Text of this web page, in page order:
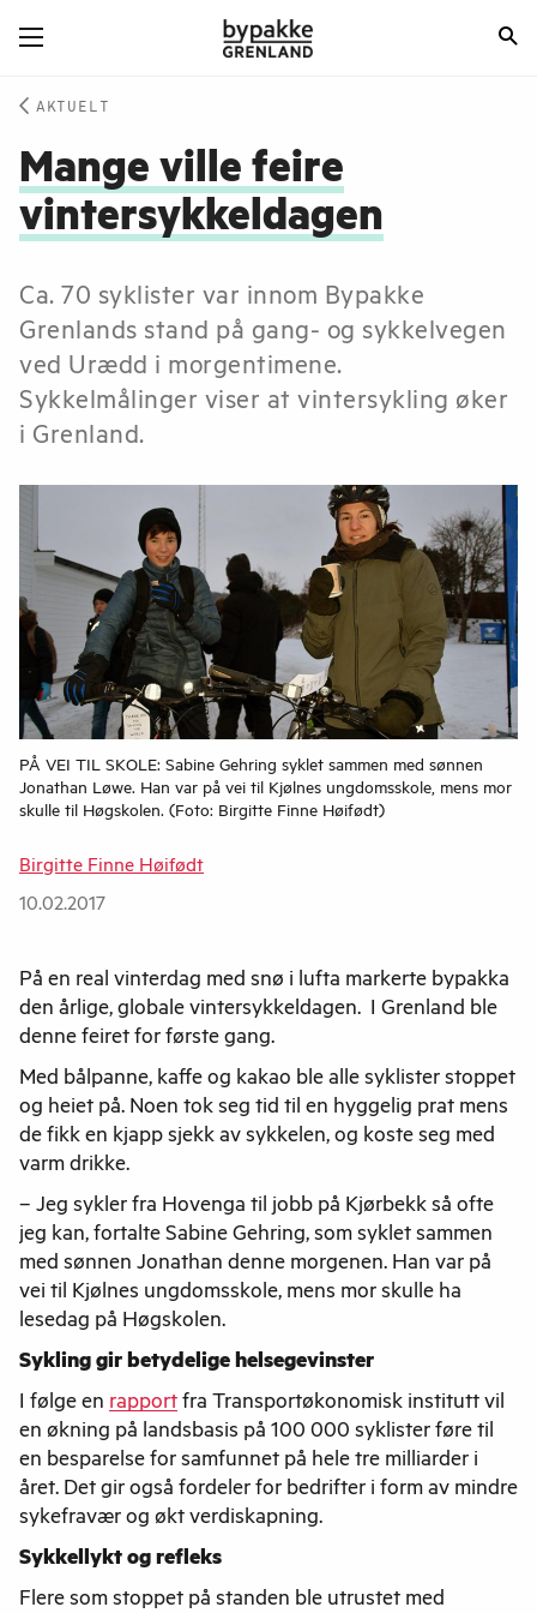
AKTUELT
Mange ville feire
vintersykkeldagen
Ca. 70 syklister var innom Bypakke
Grenlands stand på gang- og sykkelvegen
ved Urædd i morgentimene.
Sykkelmålinger viser at vintersykling øker
i Grenland.
PÅ VEI TIL SKOLE: Sabine Gehring syklet sammen med sønnen
Jonathan Løwe. Han var på vei til Kjølnes ungdomsskole, mens mor
skulle til Høgskolen. (Foto: Birgitte Finne Høifødt)
Birgitte Finne Høifødt
10.02.2017
På en real vinterdag med snø i lufta markerte bypakka
den årlige, globale vintersykkeldagen. I Grenland ble
denne feiret for første gang.
Med bålpanne, kaffe og kakao ble alle syklister stoppet
og heiet på. Noen tok seg tid til en hyggelig prat mens
de fikk en kjapp sjekk av sykkelen, og koste seg med
varm drikke.
– Jeg sykler fra Hovenga til jobb på Kjørbekk så ofte
jeg kan, fortalte Sabine Gehring, som syklet sammen
med sønnen Jonathan denne morgenen. Han var på
vei til Kjølnes ungdomsskole, mens mor skulle ha
lesedag på Høgskolen.
Sykling gir betydelige helsegevinster
I følge en rapport fra Transportøkonomisk institutt vil
en økning på landsbasis på 100 000 syklister føre til
en besparelse for samfunnet på hele tre milliarder i
året. Det gir også fordeler for bedrifter i form av mindre
sykefravær og økt verdiskapning.
Sykkellykt og refleks
Flere som stoppet på standen ble utrustet med